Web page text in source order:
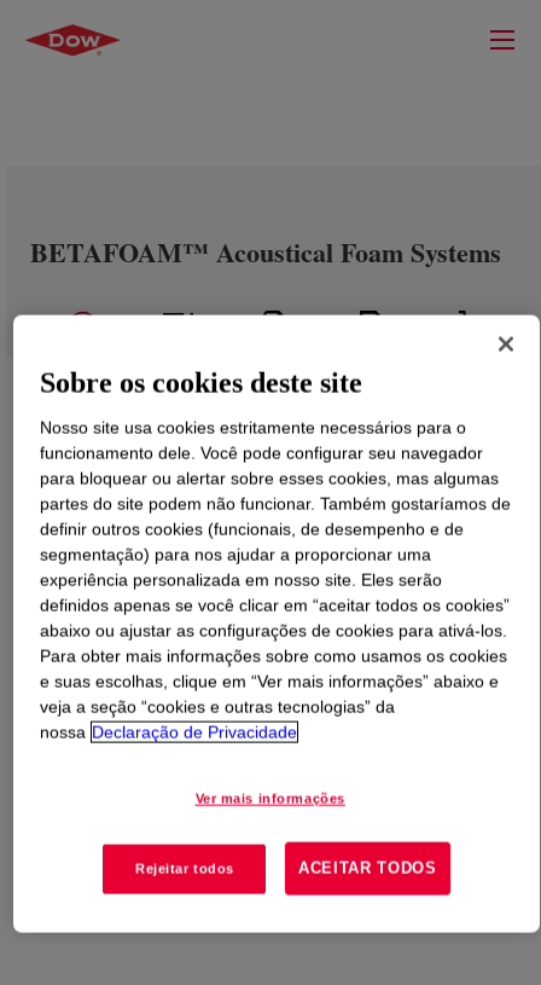
BETAFOAM™ Acoustical Foam Systems
O que éBETAFOAM™ Acoustical Foam Systems?
BETAFOAM™ é uma espuma preenchedora que oferece
melhor desempenho NVH (ruído, vibração e aspereza)
em veículos com Motores de Combustão Interna (ICE) e
veículos elétricos (EV). As espumas acústicas
ruídos que se propagam pelo ar, melhorando o
comparado a outras tecnologias de abafamento de
Sobre os cookies deste site
Nosso site usa cookies estritamente necessários para o
funcionamento dele. Você pode configurar seu navegador
para bloquear ou alertar sobre esses cookies, mas algumas
partes do site podem não funcionar. Também gostaríamos de
definir outros cookies (funcionais, de desempenho e de
segmentação) para nos ajudar a proporcionar uma
experiência personalizada em nosso site. Eles serão
definidos apenas se você clicar em “aceitar todos os cookies”
abaixo ou ajustar as configurações de cookies para ativá-los.
Para obter mais informações sobre como usamos os cookies
e suas escolhas, clique em “Ver mais informações” abaixo e
veja a seção “cookies e outras tecnologias” da
nossa Declaração de Privacidade
Ver mais informações
Rejeitar todos ACEITAR TODOS